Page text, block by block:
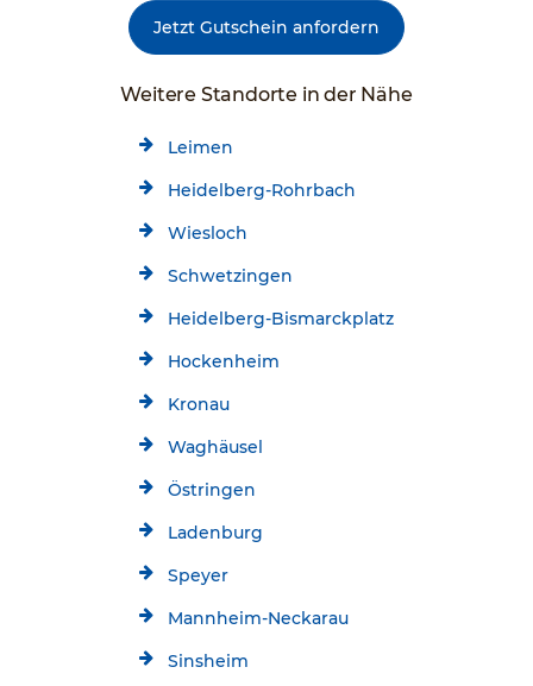
Jetzt Gutschein anfordern
Weitere Standorte in der Nähe
Leimen
Heidelberg-Rohrbach
Wiesloch
Schwetzingen
Heidelberg-Bismarckplatz
Hockenheim
Kronau
Waghäusel
Östringen
Ladenburg
Speyer
Mannheim-Neckarau
Sinsheim